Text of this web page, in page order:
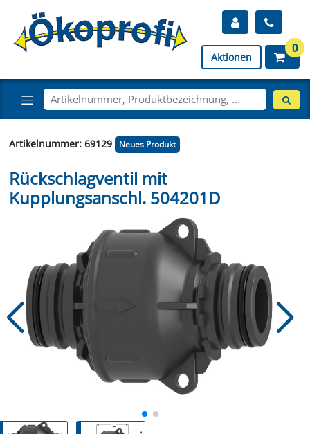
Aktionen
0
Artikelnummer: 69129 Neues Produkt
Rückschlagventil mit
Kupplungsanschl. 504201D